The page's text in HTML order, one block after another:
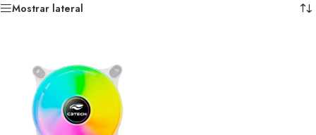
Mostrar lateral